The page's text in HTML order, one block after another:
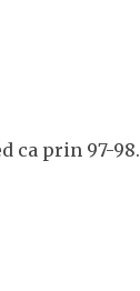
ca prin 97-98.